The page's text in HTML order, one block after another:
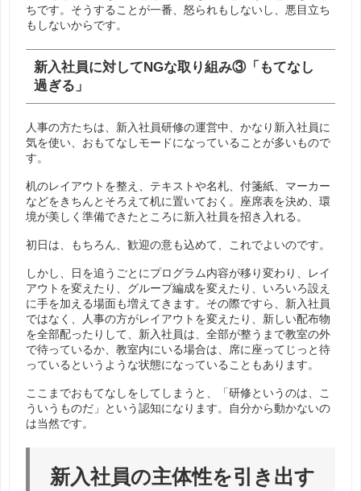
ちです。そうすることが一番、怒られもしないし、悪目立ち
もしないからです。
新入社員に対してNGな取り組み③「もてなし
過ぎる」
人事の方たちは、新入社員研修の運営中、かなり新入社員に
気を使い、おもてなしモードになっていることが多いもので
す。
机のレイアウトを整え、テキストや名札、付箋紙、マーカー
などをきちんとそろえて机に置いておく。座席表を決め、環
境が美しく準備できたところに新入社員を招き入れる。
初日は、もちろん、歓迎の意も込めて、これでよいのです。
しかし、日を追うごとにプログラム内容が移り変わり、レイ
アウトを変えたり、グループ編成を変えたり、いろいろ設え
に手を加える場面も増えてきます。その際ですら、新入社員
ではなく、人事の方がレイアウトを変えたり、新しい配布物
を全部配ったりして、新入社員は、全部が整うまで教室の外
で待っているか、教室内にいる場合は、席に座ってじっと待
っているというような状態になっていることもあります。
ここまでおもてなしをしてしまうと、「研修というのは、こ
ういうものだ」という認知になります。自分から動かないの
は当然です。
新入社員の主体性を引き出す